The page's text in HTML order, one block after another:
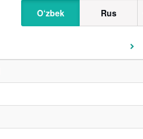
O‘zbek
Rus